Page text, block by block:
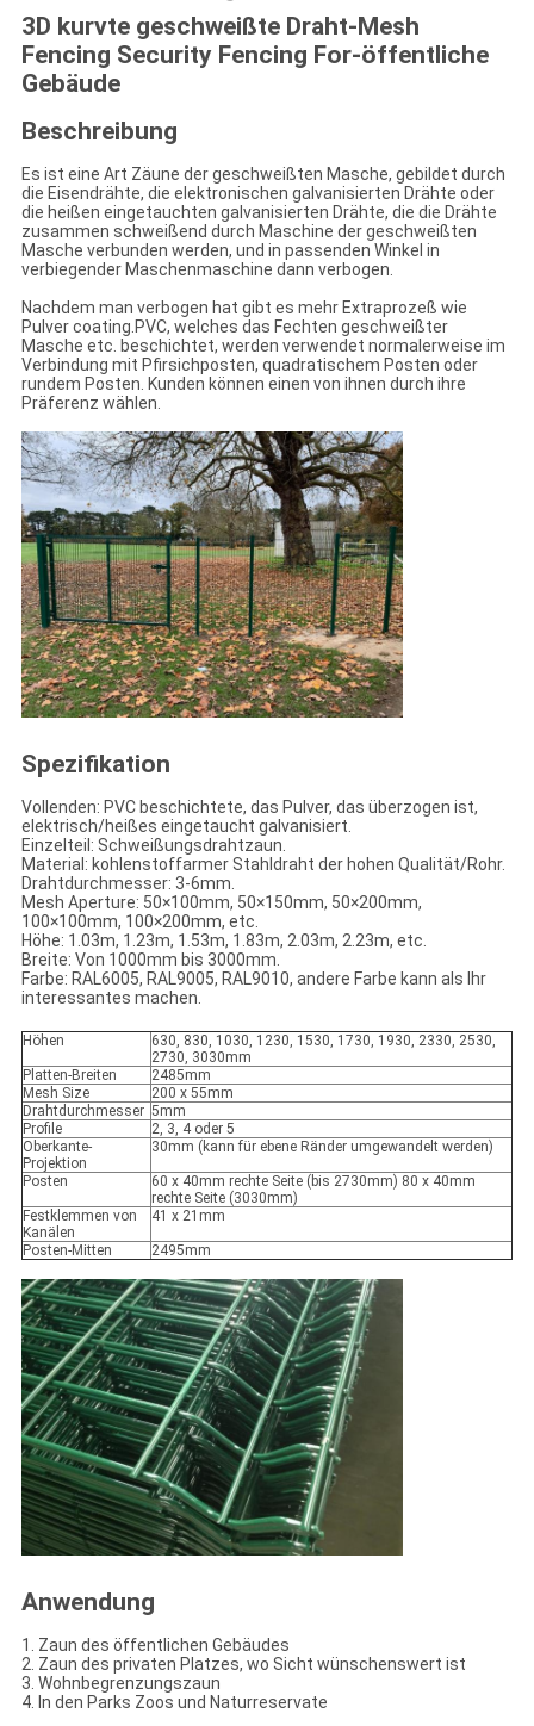
3D kurvte geschweißte Draht-Mesh
Fencing Security Fencing For-öffentliche
Gebäude
Beschreibung
Es ist eine Art Zäune der geschweißten Masche, gebildet durch
die Eisendrähte, die elektronischen galvanisierten Drähte oder
die heißen eingetauchten galvanisierten Drähte, die die Drähte
zusammen schweißend durch Maschine der geschweißten
Masche verbunden werden, und in passenden Winkel in
verbiegender Maschenmaschine dann verbogen.
Nachdem man verbogen hat gibt es mehr Extraprozeß wie
Pulver coating.PVC, welches das Fechten geschweißter
Masche etc. beschichtet, werden verwendet normalerweise im
Verbindung mit Pfirsichposten, quadratischem Posten oder
rundem Posten. Kunden können einen von ihnen durch ihre
Präferenz wählen.
Spezifikation
Vollenden: PVC beschichtete, das Pulver, das überzogen ist,
elektrisch/heißes eingetaucht galvanisiert.
Einzelteil: Schweißungsdrahtzaun.
Material: kohlenstoffarmer Stahldraht der hohen Qualität/Rohr.
Drahtdurchmesser: 3-6mm.
Mesh Aperture: 50×100mm, 50×150mm, 50×200mm,
100×100mm, 100×200mm, etc.
Höhe: 1.03m, 1.23m, 1.53m, 1.83m, 2.03m, 2.23m, etc.
Breite: Von 1000mm bis 3000mm.
Farbe: RAL6005, RAL9005, RAL9010, andere Farbe kann als Ihr
interessantes machen.
Höhen
630, 830, 1030, 1230, 1530, 1730, 1930, 2330, 2530,
2730, 3030mm
Platten-Breiten
2485mm
Mesh Size
200 x 55mm
Drahtdurchmesser 5mm
Profile
2, 3, 4 oder 5
Oberkante-
Projektion
30mm (kann für ebene Ränder umgewandelt werden)
Posten
60 x 40mm rechte Seite (bis 2730mm) 80 x 40mm
rechte Seite (3030mm)
Festklemmen von
Kanälen
41 x 21mm
Posten-Mitten 2495mm
Anwendung
1. Zaun des öffentlichen Gebäudes
2. Zaun des privaten Platzes, wo Sicht wünschenswert ist
3. Wohnbegrenzungszaun
4. In den Parks Zoos und Naturreservate